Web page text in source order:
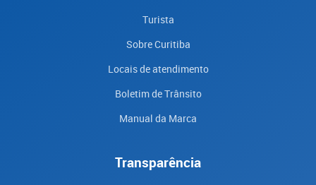
Turista
Sobre Curitiba
Locais de atendimento
Boletim de Trânsito
Manual da Marca
Transparência